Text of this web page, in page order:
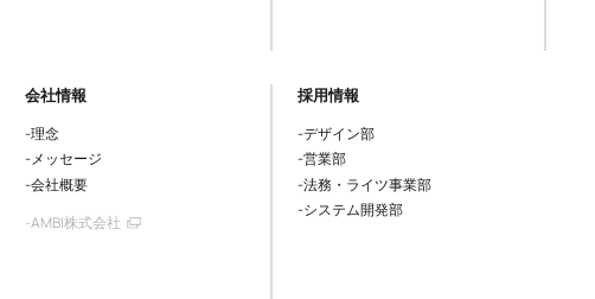
会社情報
-理念
-メッセージ
-会社概要
-AMBI株式会社
採用情報
-デザイン部
-営業部
-法務・ライツ事業部
-システム開発部